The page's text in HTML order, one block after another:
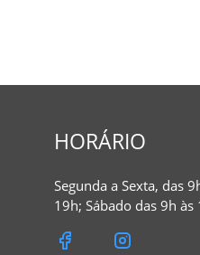
HORÁRIO
Segunda a Sexta, das
19h; Sábado das 9h às